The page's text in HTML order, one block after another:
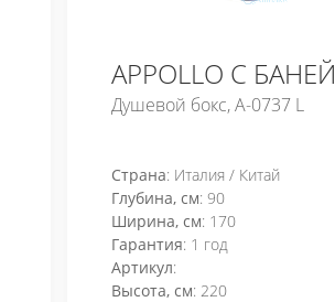
APPOLLO С БАНЕЙ
Душевой бокс, A-0737 L
Страна: Италия / Китай
Глубина, см: 90
Ширина, см: 170
Гарантия: 1 год
Артикул:
Высота, см: 220